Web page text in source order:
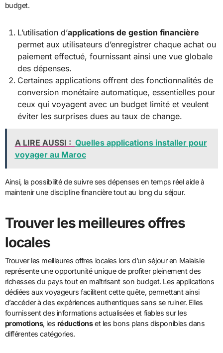
budget.
L’utilisation d’applications de gestion financière
permet aux utilisateurs d’enregistrer chaque achat ou
paiement effectué, fournissant ainsi une vue globale
des dépenses.
Certaines applications offrent des fonctionnalités de
conversion monétaire automatique, essentielles pour
ceux qui voyagent avec un budget limité et veulent
éviter les surprises dues au taux de change.
A LIRE AUSSI : Quelles applications installer pour
voyager au Maroc
Ainsi, la possibilité de suivre ses dépenses en temps réel aide à
maintenir une discipline financière tout au long du séjour.
Trouver les meilleures offres
locales
Trouver les meilleures offres locales lors d’un séjour en Malaisie
représente une opportunité unique de profiter pleinement des
richesses du pays tout en maîtrisant son budget. Les applications
dédiées aux voyageurs facilitent cette quête, permettant ainsi
d’accéder à des expériences authentiques sans se ruiner. Elles
fournissent des informations actualisées et fiables sur les
promotions, les réductionset les bons plans disponibles dans
différentes catégories.